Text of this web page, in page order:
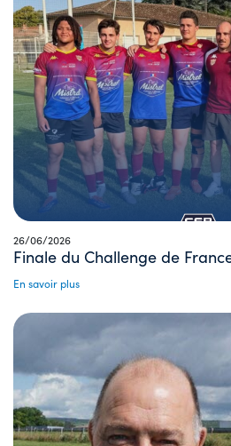
26/06/2026
Finale du Challenge de
En savoir plus